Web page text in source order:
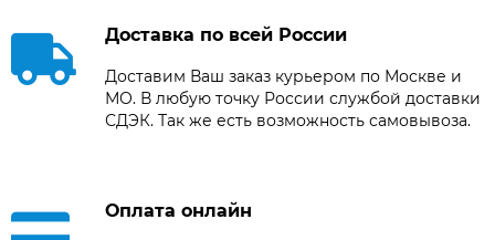
Доставка по всей России
Доставим Ваш заказ курьером по Москве и
МО. В любую точку России службой доставки
СДЭК. Так же есть возможность самовывоза.
Оплата онлайн